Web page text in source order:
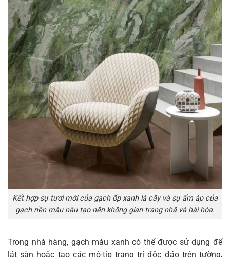
Kết hợp sự tươi mới của gạch ốp xanh lá cây và sự ấm áp của
gạch nền màu nâu tạo nên không gian trang nhã và hài hòa.
Trong nhà hàng, gạch màu xanh có thể được sử dụng để
lát sàn hoặc tạo các mô-típ trang trí độc đáo trên tường,